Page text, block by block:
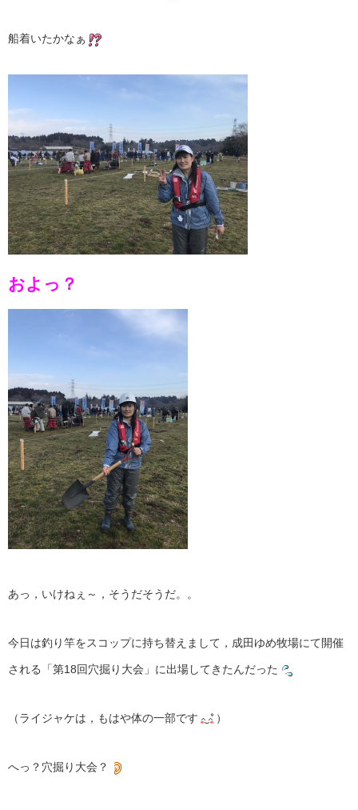
船着いたかなぁ
およっ？
あっ，いけねぇ～，そうだそうだ。。
今日は釣り竿をスコップに持ち替えまして，成田ゆめ牧場にて開催
される「第18回穴掘り大会」に出場してきたんだった
（ライジャケは，もはや体の一部です ）
へっ？穴掘り大会？